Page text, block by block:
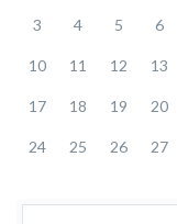
3 4 5 6
10 11 12 13
17 18 19 20
24 25 26 27